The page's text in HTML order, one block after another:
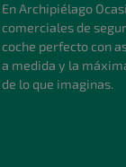
En Archipiélago
comerciales de
coche perfecto con
a medida y la
de lo que imaginas.